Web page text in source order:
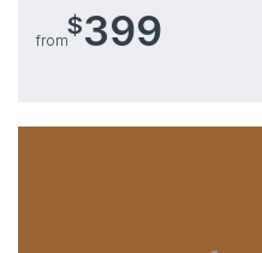
from
$399